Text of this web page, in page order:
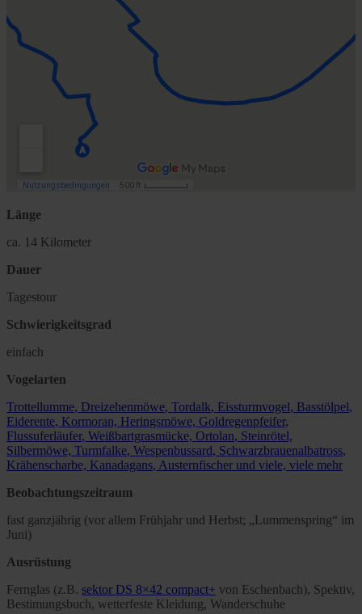
Länge
ca. 14 Kilometer
Dauer
Tagestour
Schwierigkeitsgrad
einfach
Vogelarten
Trottellumme, Dreizehenmöwe, Tordalk, Eissturmvogel, Basstölpel,
Eiderente, Kormoran, Heringsmöwe, Goldregenpfeifer,
Flussuferläufer, Weißbartgrasmücke, Ortolan, Steinrötel,
Silbermöwe, Turmfalke, Wespenbussard, Schwarzbrauenalbatross,
Krähenscharbe, Kanadagans, Austernfischer und viele, viele mehr
Beobachtungszeitraum
fast ganzjährig (vor allem Frühjahr und Herbst; „Lummenspring“ im
Juni)
Ausrüstung
Fernglas (z.B. sektor DS 8×42 compact+ von Eschenbach), Spektiv,
Bestimungsbuch, wetterfeste Kleidung, Wanderschuhe